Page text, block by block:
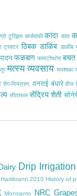
टुरिझम कर्जमाफी कांदा कात
ट्रक्टर ठिबक डाळिंब डाळींब
फळबाग फायटोप्थोरा
मत्स्य व्यवसाय मधशाळा
रोग-नियंत्रण. वनराई बंधारे वीज
सीताफल सेंद्रिय शेती
Drip Irrigation
Haritkranti 2010 History of
Monsanto NRC